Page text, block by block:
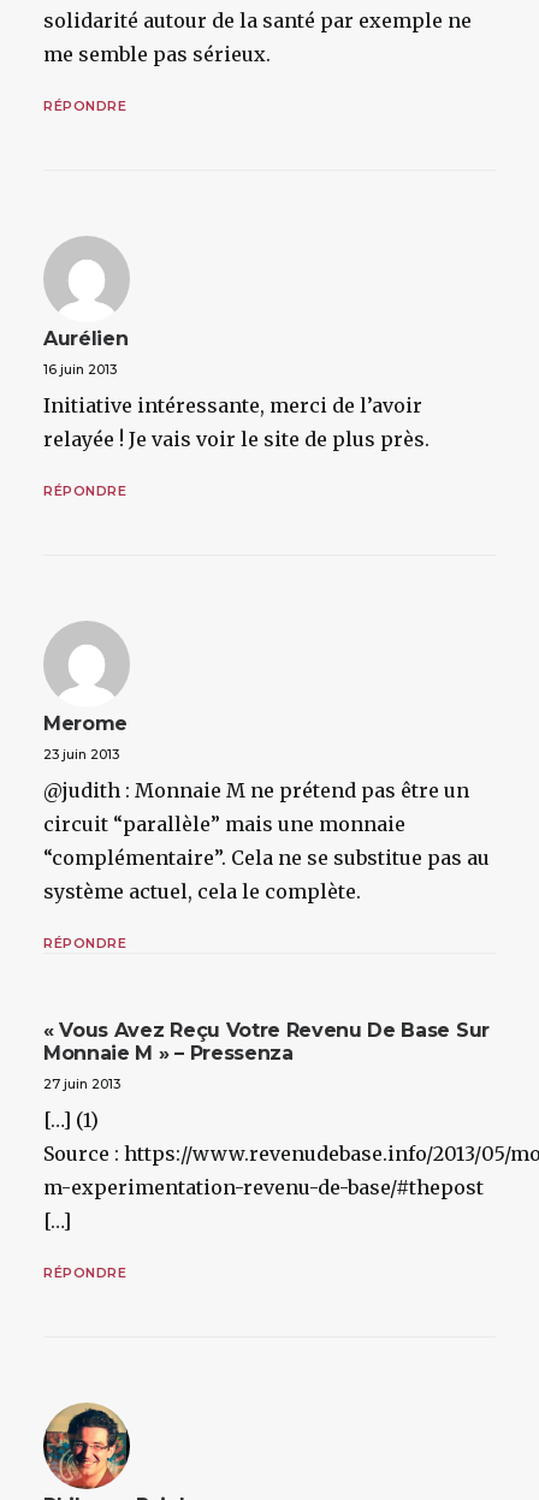
solidarité autour de la santé par exemple ne
me semble pas sérieux.
RÉPONDRE
Aurélien
16 juin 2013
Initiative intéressante, merci de l’avoir
relayée ! Je vais voir le site de plus près.
RÉPONDRE
Merome
23 juin 2013
@judith : Monnaie M ne prétend pas être un
circuit “parallèle” mais une monnaie
“complémentaire”. Cela ne se substitue pas au
système actuel, cela le complète.
RÉPONDRE
« Vous Avez Reçu Votre Revenu De Base Sur
Monnaie M » – Pressenza
27 juin 2013
[…] (1)
Source : https://www.revenudebase.info/2013/05/
m-experimentation-revenu-de-base/#thepost
[…]
RÉPONDRE